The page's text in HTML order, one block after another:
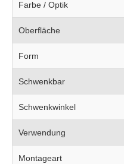
Farbe / Optik
Oberfläche
Form
Schwenkbar
Schwenkwinkel
Verwendung
Montageart